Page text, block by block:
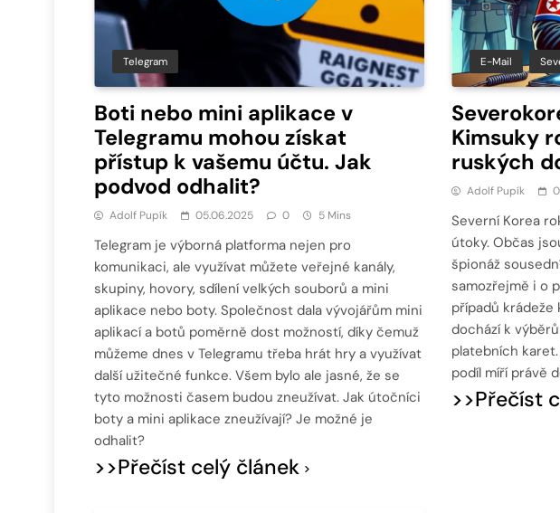
Telegram
Boti nebo mini aplikace v
Telegramu mohou získat
přístup k vašemu účtu. Jak
podvod odhalit?
Adolf Pupík 05.06.2025 0 5 Mins
Telegram je výborná platforma nejen pro
komunikaci, ale využívat můžete veřejné kanály,
skupiny, hovory, sdílení velkých souborů a mini
aplikace nebo boty. Společnost dala vývojářům mini
aplikací a botů poměrně dost možností, díky čemuž
můžeme dnes v Telegramu třeba hrát hry a využívat
další užitečné funkce. Všem bylo ale jasné, že se
tyto možnosti časem budou zneužívat. Jak útočníci
boty a mini aplikace zneužívají? Je možné je
odhalit?
>>Přečíst celý článek
E-Mail
Kimsuky
ruských
Adolf Pupík
Severní Korea
útoky. Občas
špionáž
samozřejmě i o
případů
dochází k
platebních
podíl míří právě
>>Přečíst